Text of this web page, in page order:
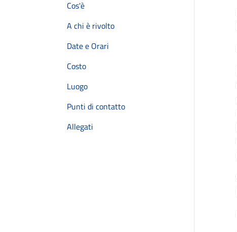
Cos'è
A chi è rivolto
Date e Orari
Costo
Luogo
Punti di contatto
Allegati